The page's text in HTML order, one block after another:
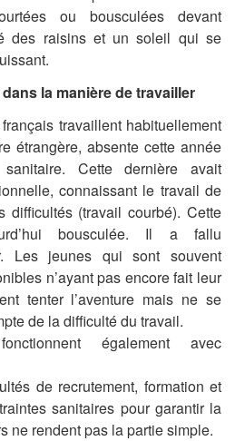
ou bousculées devant
des raisins et un soleil qui se
la manière de travailler
travaillent habituellement
étrangère, absente cette année
Cette dernière avait
connaissant le travail de
(travail courbé). Cette
bousculée. Il a fallu
Les jeunes qui sont souvent
n’ayant pas encore fait leur
tenter l’aventure mais ne se
de la difficulté du travail.
également avec
de recrutement, formation et
sanitaires pour garantir la
ne rendent pas la partie simple.